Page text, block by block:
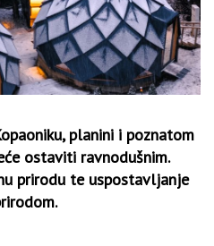
planini i poznatom
ostaviti ravnodušnim.
prirodu te uspostavljanje